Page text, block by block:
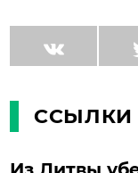
ССЫЛКИ